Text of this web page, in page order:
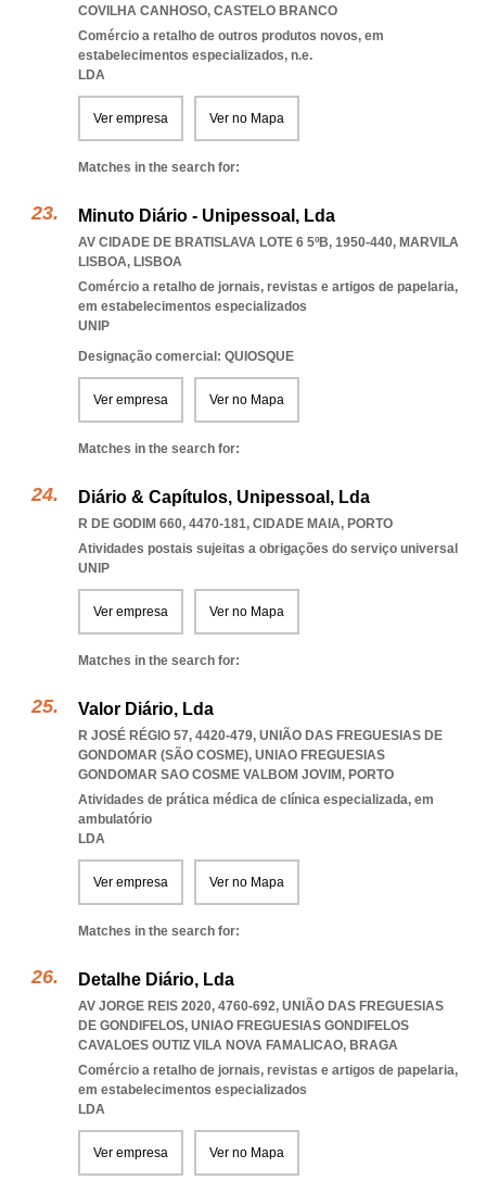
COVILHA CANHOSO, CASTELO BRANCO
Comércio a retalho de outros produtos novos, em
estabelecimentos especializados, n.e.
LDA
Ver empresa Ver no Mapa
Matches in the search for:
Minuto Diário - Unipessoal, Lda
AV CIDADE DE BRATISLAVA LOTE 6 5ºB, 1950-440, MARVILA
LISBOA, LISBOA
Comércio a retalho de jornais, revistas e artigos de papelaria,
em estabelecimentos especializados
UNIP
Designação comercial: QUIOSQUE
Ver empresa Ver no Mapa
Matches in the search for:
Diário & Capítulos, Unipessoal, Lda
R DE GODIM 660, 4470-181, CIDADE MAIA, PORTO
Atividades postais sujeitas a obrigações do serviço universal
UNIP
Ver empresa Ver no Mapa
Matches in the search for:
Valor Diário, Lda
R JOSÉ RÉGIO 57, 4420-479, UNIÃO DAS FREGUESIAS DE
GONDOMAR (SÃO COSME), UNIAO FREGUESIAS
GONDOMAR SAO COSME VALBOM JOVIM, PORTO
Atividades de prática médica de clínica especializada, em
ambulatório
LDA
Ver empresa Ver no Mapa
Matches in the search for:
Detalhe Diário, Lda
AV JORGE REIS 2020, 4760-692, UNIÃO DAS FREGUESIAS
DE GONDIFELOS, UNIAO FREGUESIAS GONDIFELOS
CAVALOES OUTIZ VILA NOVA FAMALICAO, BRAGA
Comércio a retalho de jornais, revistas e artigos de papelaria,
em estabelecimentos especializados
LDA
Ver empresa Ver no Mapa